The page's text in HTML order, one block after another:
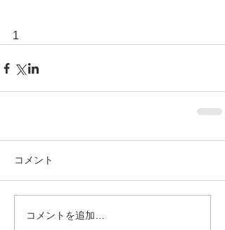
1
コメント
コメントを追加…